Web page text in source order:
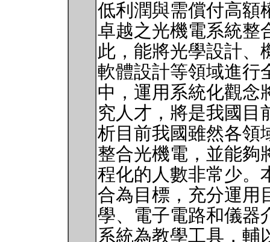
低利潤與需償付高額
卓越之光機電系統整
此，能將光學設計、
軟體設計等領域進行
中，運用系統化觀念
究人才，將是我國目
析目前我國雖然各領
整合光機電，並能夠
程化的人數非常少。
合為目標，充分運用
學、電子電路和儀器
系統為教學工具，輔